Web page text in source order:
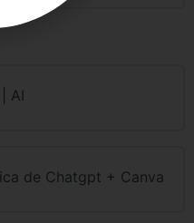
AI
de Chatgpt + Canva